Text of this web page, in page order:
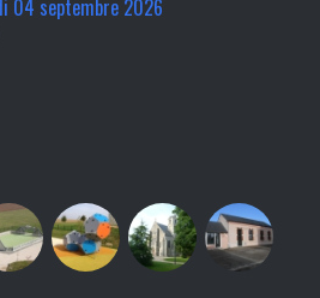
04 septembre 2026